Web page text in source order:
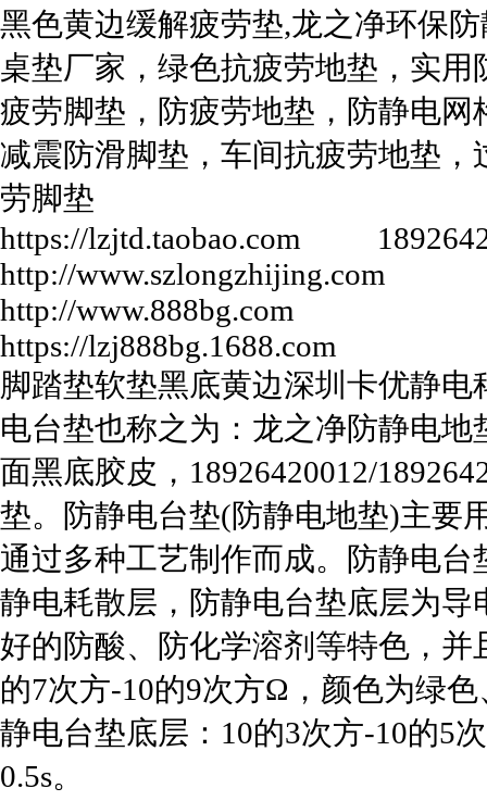
黑色黄边缓解疲劳垫,龙之净环保
桌垫厂家，绿色抗疲劳地垫，实
疲劳脚垫，防疲劳地垫，防静电
减震防滑脚垫，车间抗疲劳地垫
劳脚垫
https://lzjtd.taobao.com
http://www.szlongzhijing.com
http://www.888bg.com
https://lzj888bg.1688.com
脚踏垫软垫黑底黄边深圳卡优静
电台垫也称之为：龙之净防静电
面黑底胶皮，18926420012/
垫。防静电台垫(防静电地垫)主要
通过多种工艺制作而成。防静电
静电耗散层，防静电台垫底层为
好的防酸、防化学溶剂等特色，
的7次方-10的9次方Ω，颜色为绿
静电台垫底层：10的3次方-10的5
0.5s。